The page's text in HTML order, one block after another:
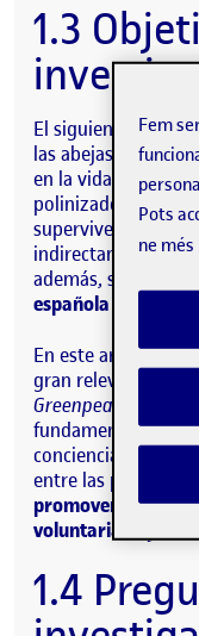
1.3
El siguiente
las abejas y el
en la vida humana.
polinizadores es
supervivencia, ya
indirectamente de
además, se estima
española depende
En este artículo se
gran relevancia
Greenpeace
fundamental
concienciar a la
entre las posibles
promover la
voluntariado y
1.4
Fem
Pots
ne